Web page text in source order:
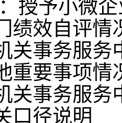
授予小微
绩效自评情
关事务服务
重要事项情
关事务服务
口径说明